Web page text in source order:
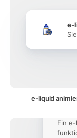
e-
e-liquid
Ein